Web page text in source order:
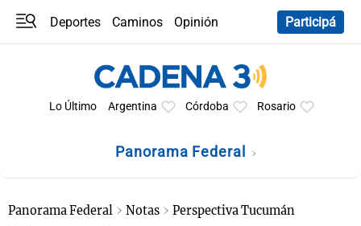
Deportes Caminos
Opinión
Participá
Lo Último Argentina Córdoba Rosario
Panorama Federal
Panorama Federal Notas Perspectiva Tucumán